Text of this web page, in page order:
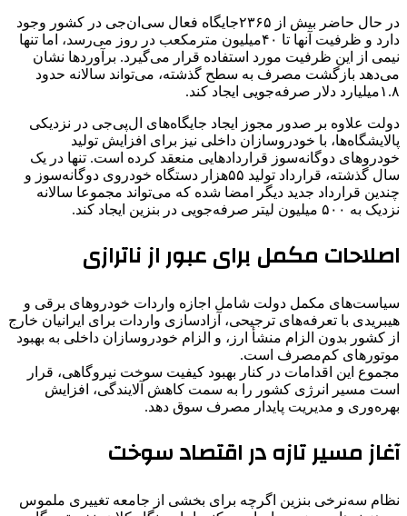
در حال حاضر بیش از ۲۳۶۵جایگاه فعال سی‌ان‌جی در کشور وجود
دارد و ظرفیت آنها تا ۴۰میلیون مترمکعب در روز می‌رسد، اما تنها
نیمی از این ظرفیت مورد استفاده قرار می‌گیرد. برآوردها نشان
می‌دهد بازگشت مصرف به سطح گذشته، می‌تواند سالانه حدود
۱.۸میلیارد دلار صرفه‌جویی ایجاد کند.
دولت علاوه بر صدور مجوز ایجاد جایگاه‌های ال‌پی‌جی در نزدیکی
پالایشگاه‌ها، با خودروسازان داخلی نیز برای افزایش تولید
خودروهای دوگانه‌سوز قراردادهایی منعقد کرده است. تنها در یک
سال گذشته، قرارداد تولید ۵۵هزار دستگاه خودروی دوگانه‌سوز و
چندین قرارداد جدید دیگر امضا شده که می‌تواند مجموعا سالانه
نزدیک به ۵۰۰ میلیون لیتر صرفه‌جویی در بنزین ایجاد کند.
اصلاحات مکمل برای عبور از ناترازی
سیاست‌های مکمل دولت شامل اجازه واردات خودروهای برقی و
هیبریدی با تعرفه‌های ترجیحی، آزادسازی واردات برای ایرانیان خارج
از کشور بدون الزام منشأ ارز، و الزام خودروسازان داخلی به بهبود
موتورهای کم‌مصرف است.
مجموع این اقدامات در کنار بهبود کیفیت سوخت نیروگاهی، قرار
است مسیر انرژی کشور را به سمت کاهش آلایندگی، افزایش
بهره‌وری و مدیریت پایدار مصرف سوق دهد.
آغاز مسیر تازه در اقتصاد سوخت
نظام سه‌نرخی بنزین اگرچه برای بخشی از جامعه تغییری ملموس